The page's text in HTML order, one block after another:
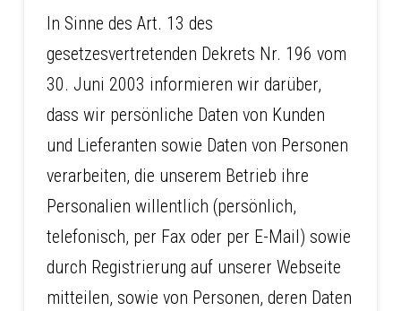
In Sinne des Art. 13 des
gesetzesvertretenden Dekrets Nr. 196 vom
30. Juni 2003 informieren wir darüber,
dass wir persönliche Daten von Kunden
und Lieferanten sowie Daten von Personen
verarbeiten, die unserem Betrieb ihre
Personalien willentlich (persönlich,
telefonisch, per Fax oder per E-Mail) sowie
durch Registrierung auf unserer Webseite
mitteilen, sowie von Personen, deren Daten